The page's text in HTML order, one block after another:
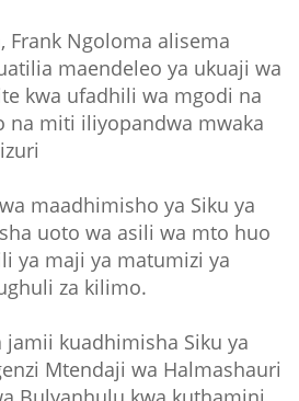
Frank Ngoloma alisema
maendeleo ya ukuaji wa
kwa ufadhili wa mgodi na
na miti iliyopandwa mwaka
maadhimisho ya Siku ya
uoto wa asili wa mto huo
ya maji ya matumizi ya
za kilimo.
kuadhimisha Siku ya
Mtendaji wa Halmashauri